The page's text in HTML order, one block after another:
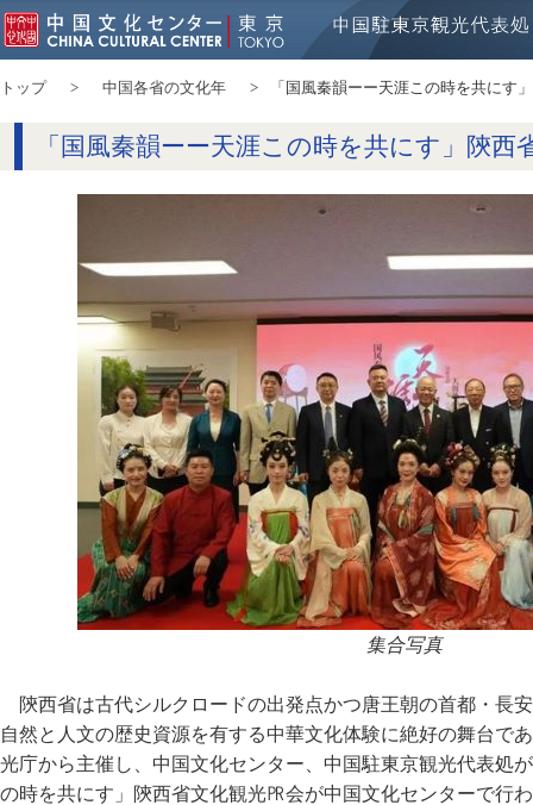
トップ 中国各省の文化年 「国風秦韻ーー天涯この時を共にす
「国風秦韻ーー天涯この時を共にす」陝西
集合写真
陝西省は古代シルクロードの出発点かつ唐王朝の首都・長
自然と人文の歴史資源を有する中華文化体験に絶好の舞台で
光庁から主催し、中国文化センター、中国駐東京観光代表処
の時を共にす」陝西省文化観光㏚会が中国文化センターで行